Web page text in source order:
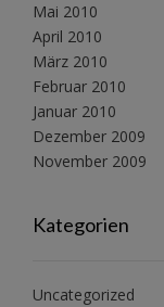
Mai 2010
April 2010
März 2010
Februar 2010
Januar 2010
Dezember 2009
November 2009
Kategorien
Uncategorized